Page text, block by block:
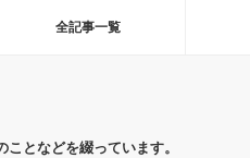
全記事一覧
となどを綴っています。